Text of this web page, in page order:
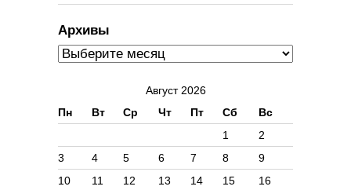
Архивы
Август 2026
Пн
Вт Ср Чт Пт Сб Вс
1
2
3
4 5 6 7 8
9
10
11 12 13 14 15
16